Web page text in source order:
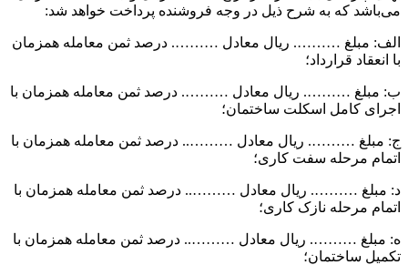
می‌باشد که به شرح ذیل در وجه فروشنده پرداخت خواهد شد:
الف: مبلغ ………. ریال معادل ………. درصد ثمن معامله همزمان
با انعقاد قرارداد؛
ب: مبلغ ………. ریال معادل ………. درصد ثمن معامله همزمان با
اجرای کامل اسکلت ساختمان؛
ج: مبلغ ………. ریال معادل ……….. درصد ثمن معامله همزمان با
اتمام مرحله سفت کاری؛
د: مبلغ ………. ریال معادل ……….. درصد ثمن معامله همزمان با
اتمام مرحله نازک کاری؛
ه: مبلغ ………. ریال معادل ……….. درصد ثمن معامله همزمان با
تکمیل ساختمان؛